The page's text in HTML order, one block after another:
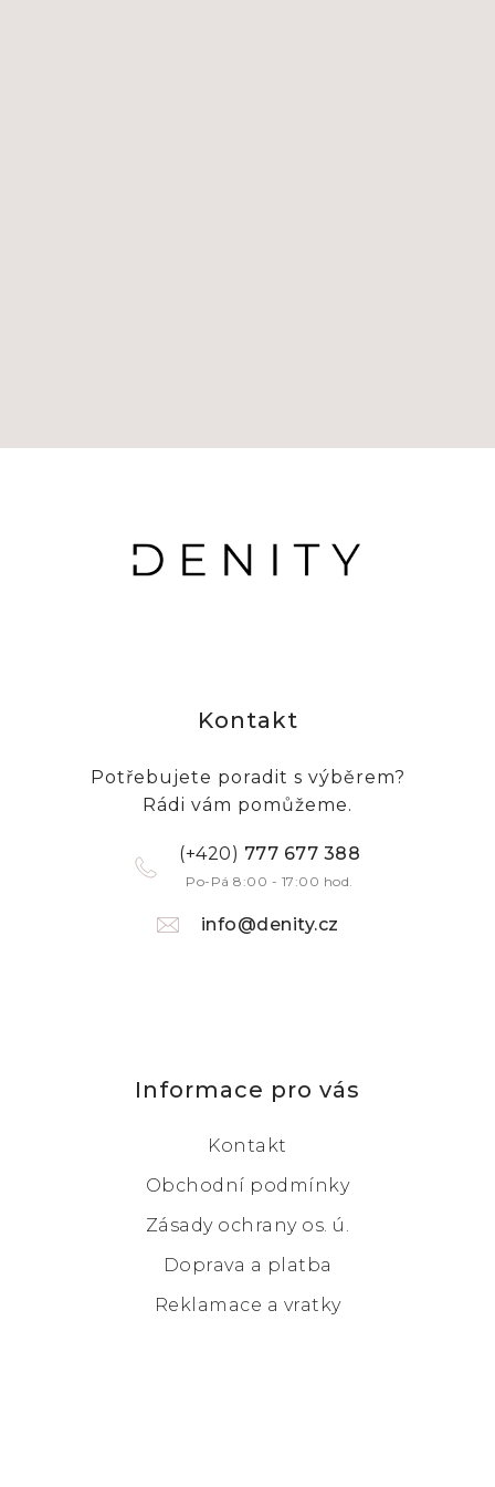
Kontakt
Potřebujete poradit s výběrem?
Rádi vám pomůžeme.
(+420) 777 677 388
Po-Pá 8:00 - 17:00 hod.
info@denity.cz
Informace pro vás
Kontakt
Obchodní podmínky
Zásady ochrany os. ú.
Doprava a platba
Reklamace a vratky